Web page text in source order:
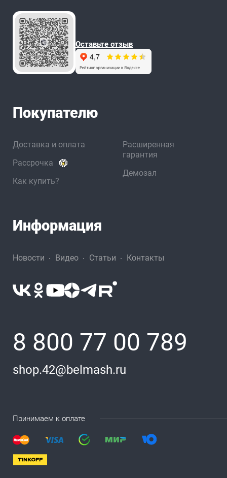
Оставьте отзыв
Покупателю
Доставка и оплата
Рассрочка
Как купить?
Расширенная
гарантия
Демозал
Информация
Новости Видео Статьи Контакты
8 800 77 00 789
shop.42@belmash.ru
Принимаем к оплате